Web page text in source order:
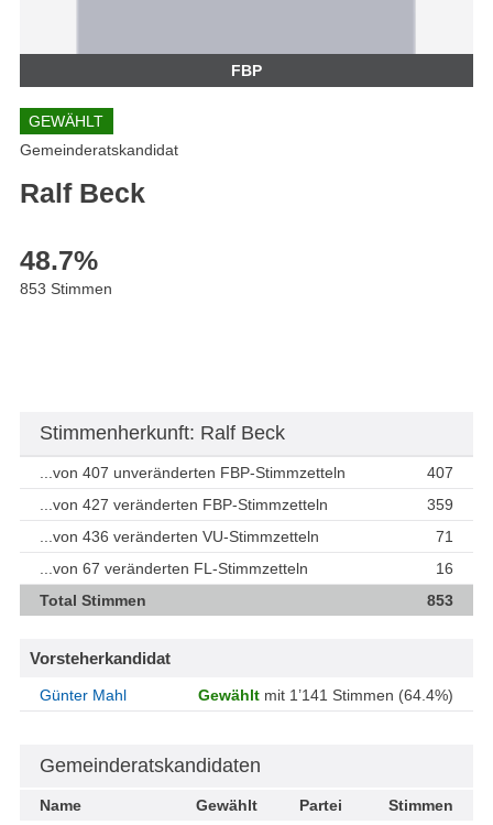
FBP
GEWÄHLT
Gemeinderatskandidat
Ralf Beck
48.7%
853 Stimmen
Stimmenherkunft: Ralf Beck
...von 407 unveränderten FBP-Stimmzetteln
407
...von 427 veränderten FBP-Stimmzetteln
359
...von 436 veränderten VU-Stimmzetteln
71
...von 67 veränderten FL-Stimmzetteln
16
Total Stimmen
853
Vorsteherkandidat
Günter Mahl Gewählt mit 1’141 Stimmen (64.4%)
Gemeinderatskandidaten
Name Gewählt Partei Stimmen